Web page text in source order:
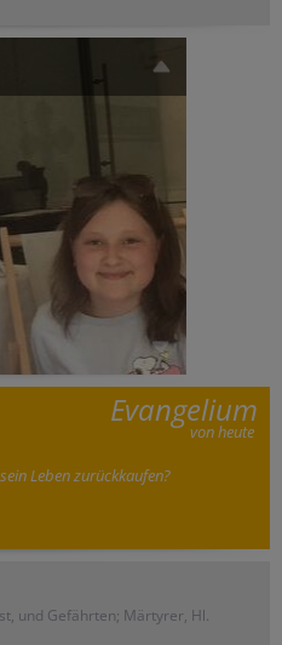
Evangelium
von heute
Leben zurückkaufen?
und Gefährten; Märtyrer, Hl.